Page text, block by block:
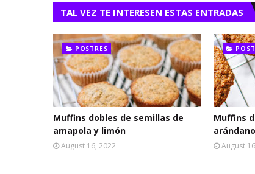
TAL VEZ TE INTERESEN ESTAS ENTRADAS
POSTRES
Muffins dobles de semillas de
amapola y limón
August 16, 2022
Muffins
August